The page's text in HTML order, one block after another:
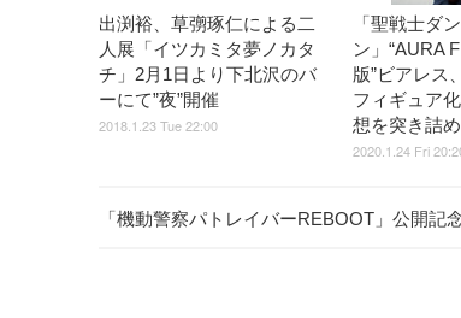
出渕裕、草彅琢仁による二
人展「イツカミタ夢ノカタ
チ」2月1日より下北沢のバ
ーにて”夜”開催
2018.1.23 Tue 22:00
「聖戦士ダ
ン」“AURA
版”ビアレス
フィギュア
想を突き詰
2020.1.24 Fri
「機動警察パトレイバーREBOOT」公開